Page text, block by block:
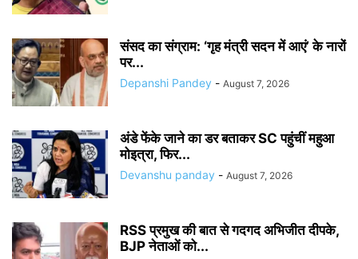
संसद का संग्राम: ‘गृह मंत्री सदन में आएं’ के नारों
पर...
Depanshi Pandey - August 7, 2026
अंडे फेंके जाने का डर बताकर SC पहुंचीं महुआ
मोइत्रा, फिर...
Devanshu panday - August 7, 2026
RSS प्रमुख की बात से गदगद अभिजीत दीपके,
BJP नेताओं को...